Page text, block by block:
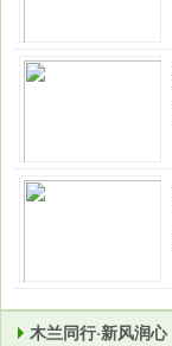
木兰同行·新风润心